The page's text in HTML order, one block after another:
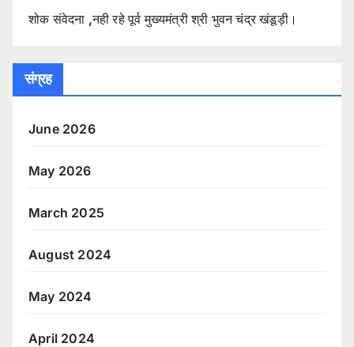
शोक संवेदना ,नही रहे पूर्व मुख्यमंत्री श्री भुवन चंद्र खंडूड़ी।
संग्रह
June 2026
May 2026
March 2025
August 2024
May 2024
April 2024